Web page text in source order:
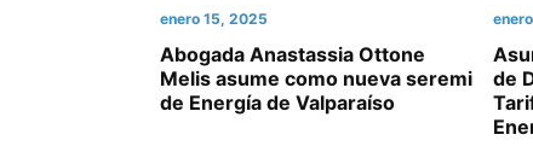
enero 15, 2025
Abogada Anastassia Ottone
Melis asume como nueva seremi
de Energía de Valparaíso
de